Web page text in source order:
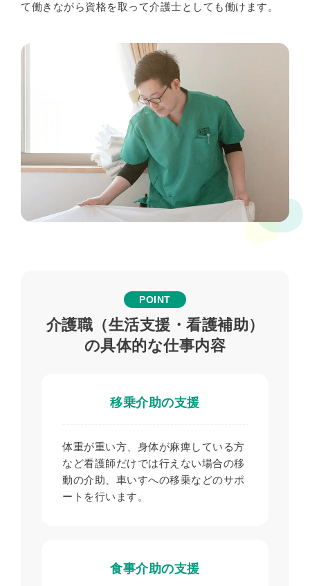
て働きながら資格を取って介護士としても働けます。
POINT
介護職（生活支援・看護補助）
の具体的な仕事内容
移乗介助の支援
体重が重い方、身体が麻痺している方
など看護師だけでは行えない場合の移
動の介助、車いすへの移乗などのサポ
ートを行います。
食事介助の支援